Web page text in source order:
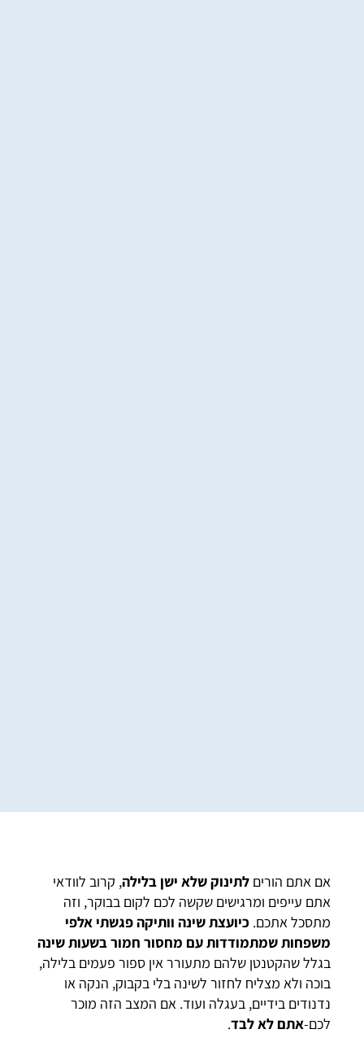
אם אתם הורים לתינוק שלא ישן בלילה, קרוב לוודאי
אתם עייפים ומרגישים שקשה לכם לקום בבוקר, וזה
מתסכל אתכם. כיועצת שינה וותיקה פגשתי אלפי
משפחות שמתמודדות עם מחסור חמור בשעות שינה
בגלל שהקטנטן שלהם מתעורר אין ספור פעמים בלילה,
בוכה ולא מצליח לחזור לשינה בלי בקבוק, הנקה או
נדנודים בידיים, בעגלה ועוד. אם המצב הזה מוכר
לכם-אתם לא לבד.